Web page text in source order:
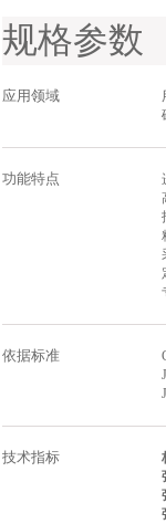
规格参数
应用领域
功能特点
依据标准
技术指标